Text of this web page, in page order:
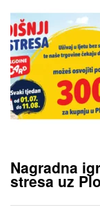
Nagradna
stresa uz